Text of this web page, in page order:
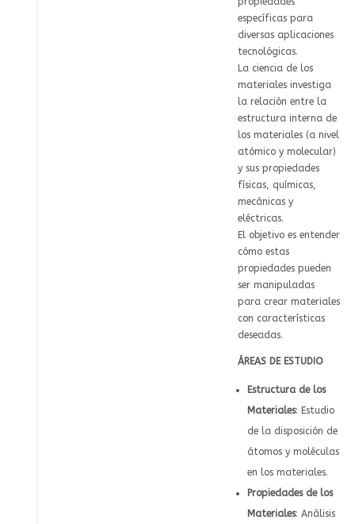
específicas para
diversas aplicaciones
tecnológicas.
La ciencia de los
materiales investiga
la relación entre la
estructura interna de
los materiales (a nivel
atómico y molecular)
y sus propiedades
físicas, químicas,
mecánicas y
eléctricas.
El objetivo es entender
cómo estas
propiedades pueden
ser manipuladas
para crear materiales
con características
deseadas.
ÁREAS DE ESTUDIO
Estructura de los
Materiales: Estudio
de la disposición de
átomos y moléculas
en los materiales.
Propiedades de los
Materiales: Análisis